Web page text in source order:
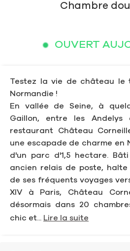
Chambre
OUVERT
Testez la vie de château le
Normandie !
En vallée de Seine, à
Gaillon, entre les Andelys
restaurant Château
une escapade de charme en
d'un parc d'1,5 hectare.
ancien relais de poste,
de ses fréquents voyages
XIV à Paris, Château
désormais dans 20
chic et... Lire la suite